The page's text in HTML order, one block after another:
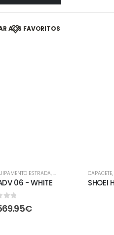
AOS FAVORITOS
ESTRADA, FORA DE ESTRADA
06 - WHITE
5 €
-5%
CAPACETE,